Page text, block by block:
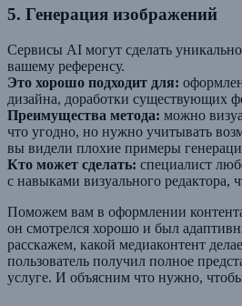
5. Генерация изображений
Сервисы AI могут сделать
вашему референсу.
Это хорошо подходит для:
дизайна, доработки существующих
Преимущества метода: можно
что угодно, но нужно учитывать
вы видели плохие примеры
Кто может сделать: специалист
с навыками визуального редактора,
Поможем вам в оформлении
он смотрелся хорошо и был
расскажем, какой медиаконтент
пользователь получил полное
услуге. И объясним что нужно,